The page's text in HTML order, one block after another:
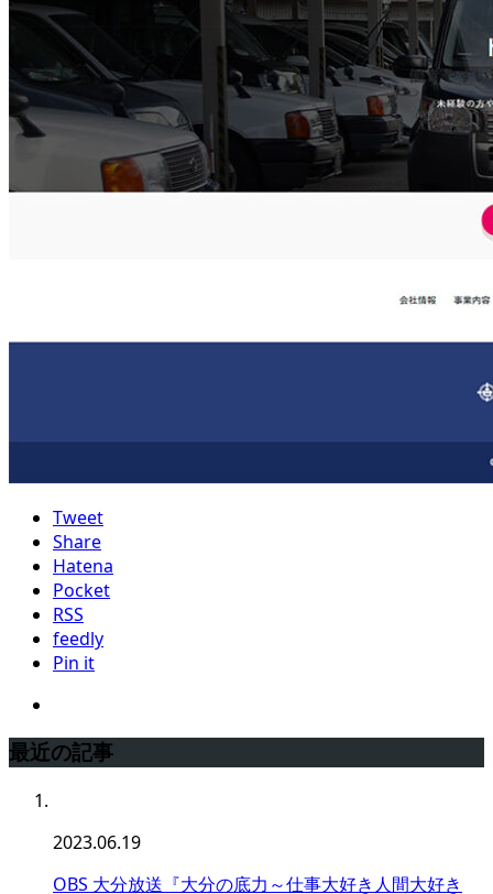
Tweet
Share
Hatena
Pocket
RSS
feedly
Pin it
最近の記事
2023.06.19
OBS 大分放送『大分の底力～仕事大好き人間大好き